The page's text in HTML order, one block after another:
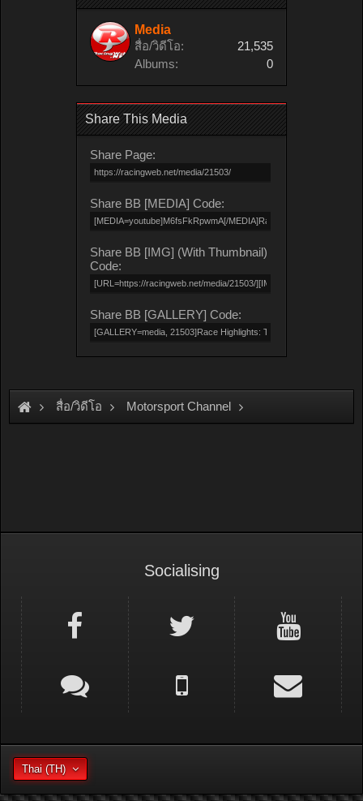
Media
สื่อ/วิดีโอ:
21,535
Albums:
0
Share This Media
Share Page:
Share BB [MEDIA] Code:
Share BB [IMG] (With Thumbnail)
Code:
Share BB [GALLERY] Code:
สื่อ/วิดีโอ Motorsport Channel
Socialising
Thai (TH)